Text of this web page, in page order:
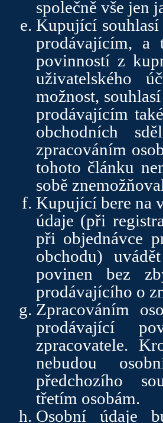
společně vše jen
Kupující souhlasí
prodávajícím,
povinností z
uživatelského
možnost,
prodávajícím
obchodních
zpracováním
tohoto článku
sobě
Kupující bere na
údaje (při
při objednávce
obchodu)
povinen bez
prodávajícího o
Zpracováním
prodávající
zpracovatele.
nebudou
předchozího
třetím osobám.
Osobní údaje